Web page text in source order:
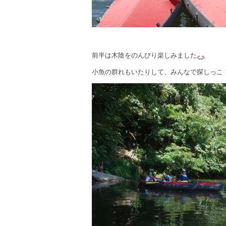
前半は木陰をのんびり楽しみました
小魚の群れもいたりして、みんなで探しっこ